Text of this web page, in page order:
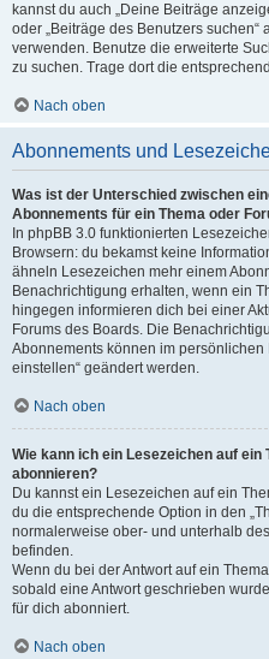
kannst du auch „Deine Beiträge
oder „Beiträge des Benutzers
verwenden. Benutze die erweiterte
zu suchen. Trage dort die
Nach oben
Abonnements und
Was ist der Unterschied zwischen
Abonnements für ein Thema oder
In phpBB 3.0 funktionierten
Browsern: du bekamst keine
ähneln Lesezeichen mehr einem
Benachrichtigung erhalten, wenn ein
hingegen informieren dich bei einer
Forums des Boards. Die
Abonnements können im
einstellen“ geändert werden.
Nach oben
Wie kann ich ein Lesezeichen auf ein
abonnieren?
Du kannst ein Lesezeichen auf ein
du die entsprechende Option in den
normalerweise ober- und unterhalb
befinden.
Wenn du bei der Antwort auf ein
sobald eine Antwort geschrieben
für dich abonniert.
Nach oben